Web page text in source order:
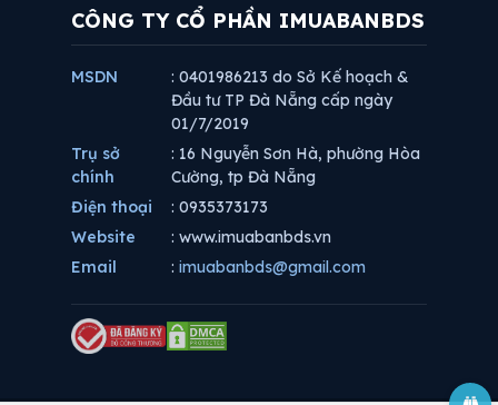
CÔNG TY CỔ PHẦN IMUABANBDS
MSDN
: 0401986213 do Sở Kế hoạch &
Đầu tư TP Đà Nẵng cấp ngày
01/7/2019
Trụ sở
chính
: 16 Nguyễn Sơn Hà, phường Hòa
Cường, tp Đà Nẵng
Điện thoại
: 0935373173
Website
: www.imuabanbds.vn
Email
: imuabanbds@gmail.com